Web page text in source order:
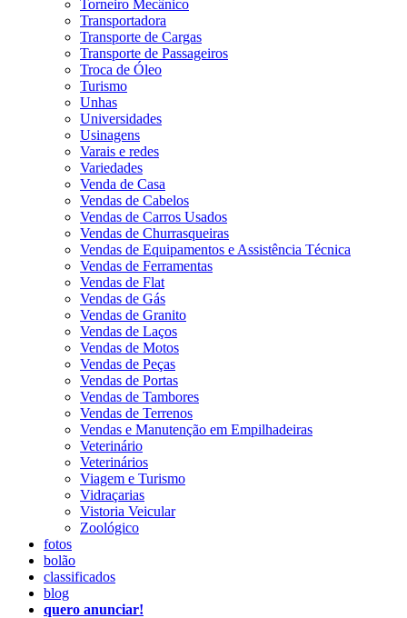
Torneiro Mecânico
Transportadora
Transporte de Cargas
Transporte de Passageiros
Troca de Óleo
Turismo
Unhas
Universidades
Usinagens
Varais e redes
Variedades
Venda de Casa
Vendas de Cabelos
Vendas de Carros Usados
Vendas de Churrasqueiras
Vendas de Equipamentos e Assistência Técnica
Vendas de Ferramentas
Vendas de Flat
Vendas de Gás
Vendas de Granito
Vendas de Laços
Vendas de Motos
Vendas de Peças
Vendas de Portas
Vendas de Tambores
Vendas de Terrenos
Vendas e Manutenção em Empilhadeiras
Veterinário
Veterinários
Viagem e Turismo
Vidraçarias
Vistoria Veicular
Zoológico
fotos
bolão
classificados
blog
quero anunciar!